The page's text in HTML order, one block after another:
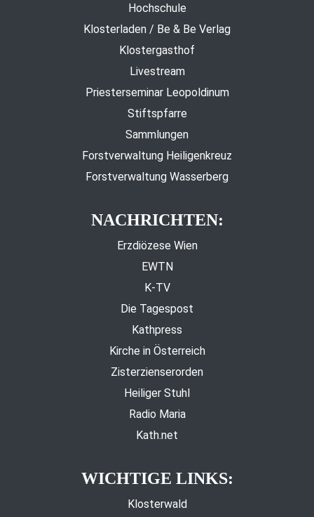
Hochschule
Klosterladen / Be & Be Verlag
Klostergasthof
Livestream
Priesterseminar Leopoldinum
Stiftspfarre
Sammlungen
Forstverwaltung Heiligenkreuz
Forstverwaltung Wasserberg
NACHRICHTEN:
Erzdiözese Wien
EWTN
K-TV
Die Tagespost
Kathpress
Kirche in Österreich
Zisterzienserorden
Heiliger Stuhl
Radio Maria
Kath.net
WICHTIGE LINKS:
Klosterwald